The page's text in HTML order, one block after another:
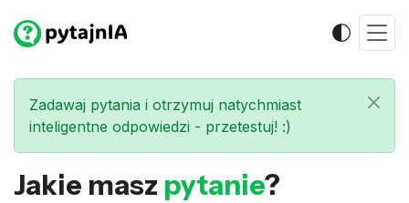
Zadawaj pytania i otrzymuj natychmiast
inteligentne odpowiedzi - przetestuj! :)
Jakie masz pytanie?